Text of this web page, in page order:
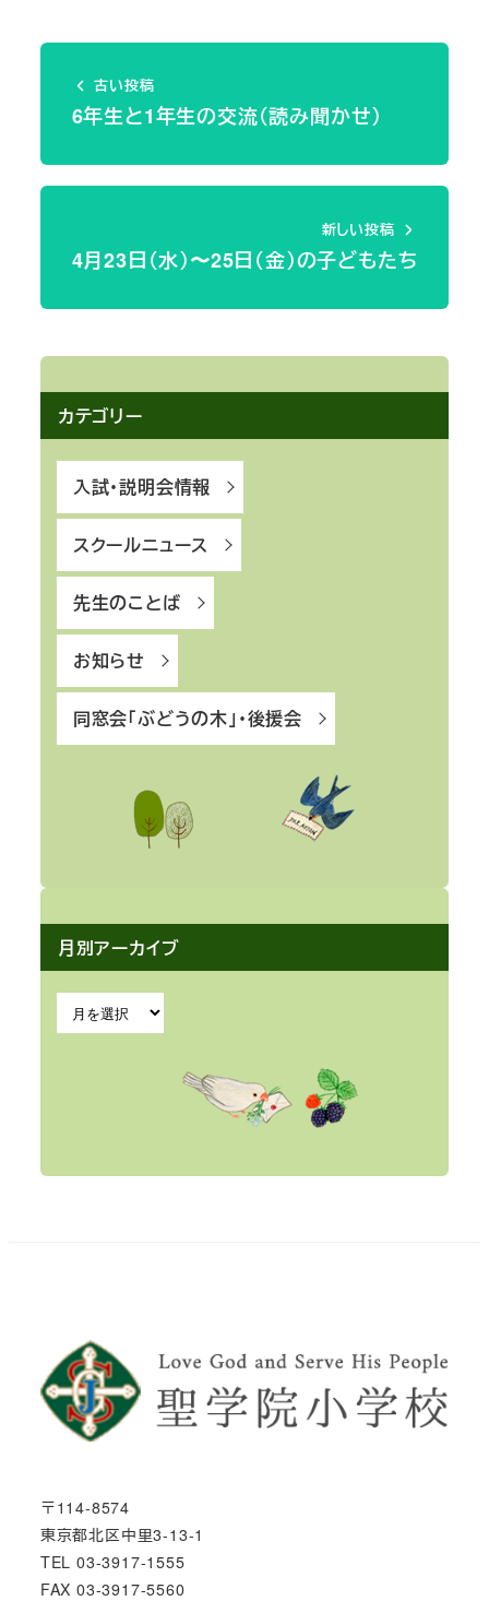
古い投稿
6年生と1年生の交流（読み聞かせ）
新しい投稿
4月23日（水）〜25日（金）の子どもたち
カテゴリー
入試・説明会情報
スクールニュース
先生のことば
お知らせ
同窓会「ぶどうの木」・後援会
月別アーカイブ
〒114-8574
東京都北区中里3-13-1
TEL 03-3917-1555
FAX 03-3917-5560